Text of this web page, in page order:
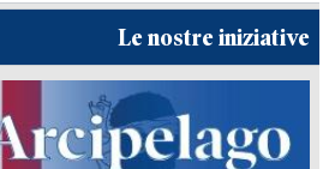
Le nostre iniziative